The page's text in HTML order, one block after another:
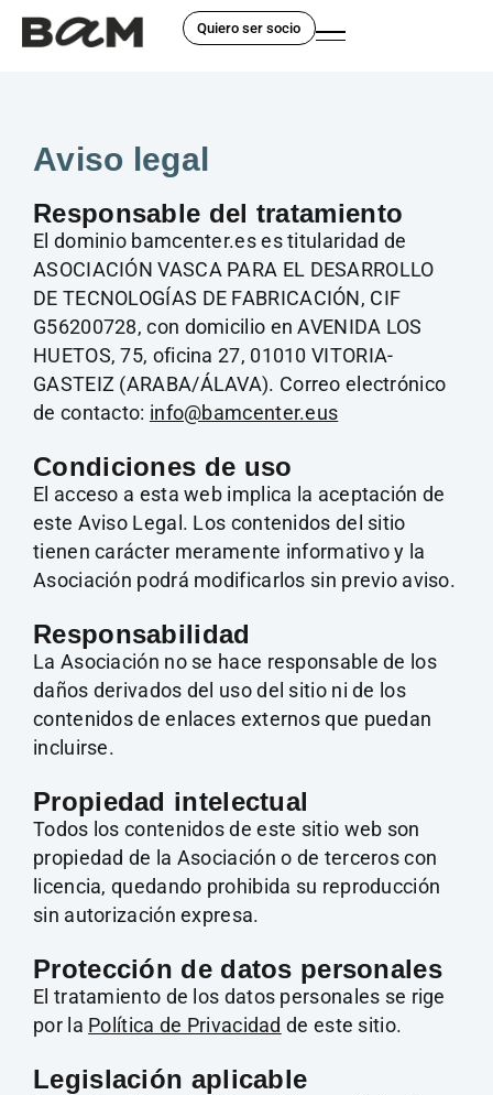
Quiero ser socio
Aviso legal
Responsable del tratamiento
El dominio bamcenter.es es titularidad de
ASOCIACIÓN VASCA PARA EL DESARROLLO
DE TECNOLOGÍAS DE FABRICACIÓN, CIF
G56200728, con domicilio en AVENIDA LOS
HUETOS, 75, oficina 27, 01010 VITORIA-
GASTEIZ (ARABA/ÁLAVA). Correo electrónico
de contacto: info@bamcenter.eus
Condiciones de uso
El acceso a esta web implica la aceptación de
este Aviso Legal. Los contenidos del sitio
tienen carácter meramente informativo y la
Asociación podrá modificarlos sin previo aviso.
Responsabilidad
La Asociación no se hace responsable de los
daños derivados del uso del sitio ni de los
contenidos de enlaces externos que puedan
incluirse.
Propiedad intelectual
Todos los contenidos de este sitio web son
propiedad de la Asociación o de terceros con
licencia, quedando prohibida su reproducción
sin autorización expresa.
Protección de datos personales
El tratamiento de los datos personales se rige
por la Política de Privacidad de este sitio.
Legislación aplicable